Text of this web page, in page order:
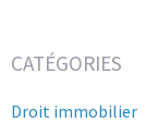
CATÉGORIES
Droit immobilier